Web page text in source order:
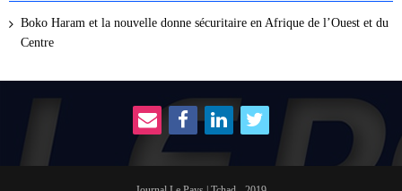
Boko Haram et la nouvelle donne sécuritaire en Afrique de l’Ouest et du
Centre